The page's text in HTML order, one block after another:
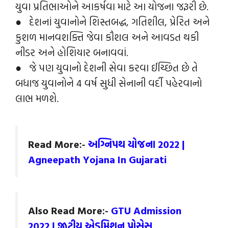
યુવા પ્રતિભાઓને આકર્ષવા માટે આ યોજના જરૂરી છે.
● દેશનાં યુવાનોને શિસ્તબદ્ધ, ગતિશીલ, પ્રેરિત અને
કુશળ માનવશક્તિ જેવા કૌશલ અને આવડત થકી
નીડર અને હોશિયાર બનાવવાં.
● જે પણ યુવાનો દેશની સેવા કરવા ઈચ્છિત છે તે
બધાજ યુવાનોને 4 વર્ષ સુધી સેનાની વર્દી પહેરવાનો
લાભ મળશે.
Read More:- અગ્નિપથ યોજના 2022 |
Agneepath Yojana In Gujarati
Also Read More:- GTU Admission